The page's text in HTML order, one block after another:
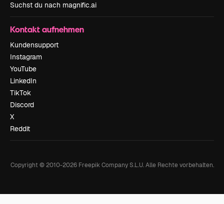
Suchst du nach magnific.ai
Kontakt aufnehmen
Kundensupport
Instagram
YouTube
LinkedIn
TikTok
Discord
X
Reddit
Copyright © 2010-2026Freepik Company S.L.U. Alle Rechte vorbehalten.